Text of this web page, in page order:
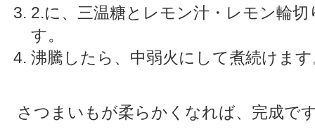
2.に、三温糖とレモン汁・レモン輪
す。
沸騰したら、中弱火にして煮続けま
さつまいもが柔らかくなれば、完成で